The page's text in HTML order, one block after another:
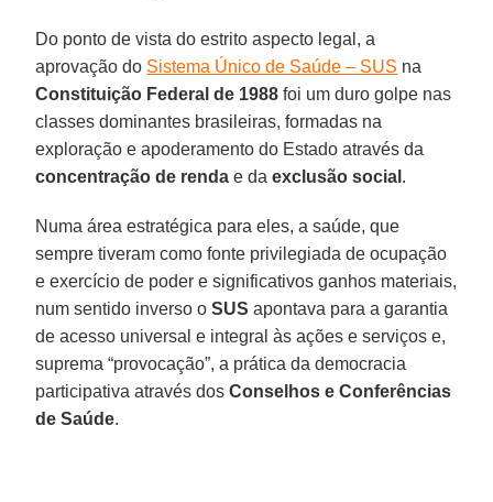
Do ponto de vista do estrito aspecto legal, a
aprovação do Sistema Único de Saúde – SUS na
Constituição Federal de 1988 foi um duro golpe nas
classes dominantes brasileiras, formadas na
exploração e apoderamento do Estado através da
concentração de renda e daexclusão social .
Numa área estratégica para eles, a saúde, que
sempre tiveram como fonte privilegiada de ocupação
e exercício de poder e significativos ganhos materiais,
num sentido inverso oSUS apontava para a garantia
de acesso universal e integral às ações e serviços e,
suprema “provocação”, a prática da democracia
participativa através dosConselhos e Conferências
de Saúde.